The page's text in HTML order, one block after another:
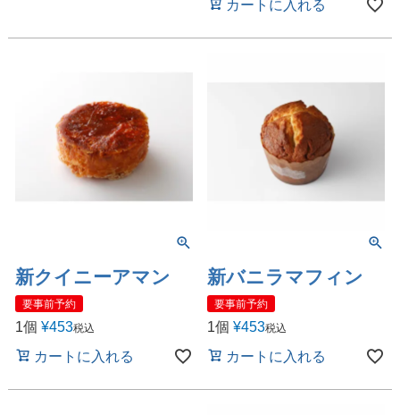
カートに入れる
新クイニーアマン
要事前予約
1個 ¥453税込
カートに入れる
新バニラマフィン
要事前予約
1個 ¥453税込
カートに入れる